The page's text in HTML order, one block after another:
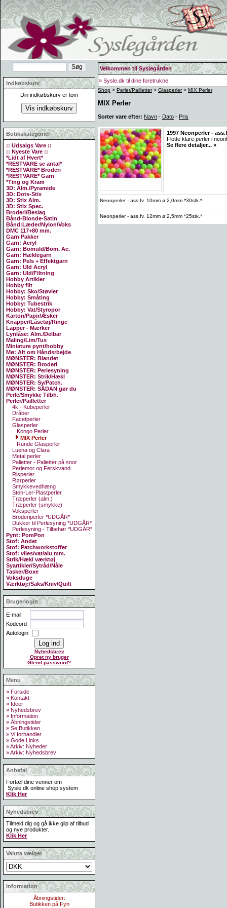
Indkøbskurv
Din indkøbskurv er tom
Butikskategorier
:: Udsalgs Vare ::
:: Nyeste Vare ::
*Lidt af Hvert*
*RESTVARE se antal*
*RESTVARE* Broderi
*RESTVARE* Garn
*Ting og Kram
3D: Alm./Pyramide
3D: Dots-Stix
3D: Stix Alm.
3D: Stix Spec.
Broderi/Beslag
Bånd-Blonde-Satin
Bånd:Læder/Nylon/Voks
DMC 117+80 mm.
Garn Pakker
Garn: Acryl
Garn: Bomuld/Bom. Ac.
Garn: Hæklegarn
Garn: Pels + Effektgarn
Garn: Uld Acryl
Garn: Uld/Filtning
Hobby Artikler
Hobby filt
Hobby: Sko/Støvler
Hobby: Småting
Hobby: Tubestrik
Hobby: Vat/Styropor
Karton/Papir/Æsker
Knapper/Låsetøj/Ringe
Lapper - Mærker
Lynlåse: Alm./Delbar
Maling/Lim/Tus
Miniature pynt/hobby
Mø: Alt om Håndsrbejde
MØNSTER: Blandet
MØNSTER: Broderi
MØNSTER: Perlesyning
MØNSTER: Strik/Hækl
MØNSTER: Sy/Patch.
MØNSTER: SÅDAN gør du
Perle/Smykke Tilbh.
Perler/Pailletter
4k - Kubeperler
Dråber
Facetperler
Glasperler
Kongo Perler
MIX Perler
Runde Glasperler
Luena og Clara
Metal perler
Palietter - Palietter på snor
Perlemor og Ferskvand
Risperler
Rørperler
Smykkevedhæng
Sten-Ler-Plastperler
Træperler (alm.)
Træperler (smykke)
Voksperler
Broderiperler *UDGÅR*
Dukker til Perlesyning *UDGÅR*
Perlesyning - Tilbehør *UDGÅR*
Pynt: PomPon
Stof: Andet
Stof: Patchworkstoffer
Stof: vlies/vat/alu mm.
Strik/Hækl værktøj
Syartikler/Sytråd/Nåle
Tasker/Boxe
Voksduge
Værktøj:/Saks/Kniv/Quilt
Brugerlogin
E-mail
Kodeord
Autologin
Nyhedsbrev
Opret ny bruger
Glemt password?
Menu
» Forside
» Kontakt
» Ideer
» Nyhedsbrev
» Information
» Åbningstider
» Se Butikken
» Vi forhandler
» Gode Links
» Arkiv: Nyheder
» Arkiv: Nyhedsbrev
Anbefal
Fortæl dine venner om
Sysle.dk online shop system
Klik Her
Nyhedsbrev
Tilmeld dig og gå ikke glip af tilbud
og nye produkter.
Klik Her
Valuta vælger
Information
Åbningstider:
Butikken på Fyn
Velkommen til Syslegården
» Sysle.dk til dine foretrukne
Shop > Perler/Pailletter> Glasperler> MIX Perler
MIX Perler
Sorter vare efter: Navn - Dato - Pris
1997 Neonperler -
Flotte klare perler i
Se flere detaljer... »
Neonperler - ass.fv. 10mm ø:2,0mm *30stk.*
Neonperler - ass.fv. 12mm ø:2,5mm *25stk.*